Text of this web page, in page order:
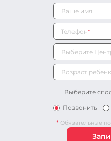
Телефон*
Выберите
Выберите
Позвонить
* Обязательные